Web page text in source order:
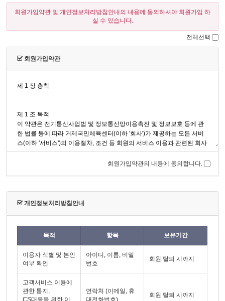
회원가입약관 및 개인정보처리방침안내의 내용에 동의하셔야 회원가입 하
실 수 있습니다.
전체선택
회원가입약관
회원가입약관의 내용에 동의합니다.
개인정보처리방침안내
목적 항목 보유기간
이용자 식별 및 본인
여부 확인
아이디, 이름, 비밀
번호
회원 탈퇴 시까지
고객서비스 이용에
관한 통지,
CS대응을 위한 이
연락처 (이메일, 휴
대전화번호)
회원 탈퇴 시까지